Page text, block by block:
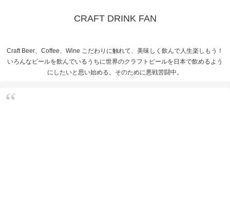
CRAFT DRINK FAN
Craft Beer、Coffee、Wine こだわりに触れて、美味しく飲んで人生楽しもう！
いろんなビールを飲んでいるうちに世界のクラフトビールを日本で飲めるよう
にしたいと思い始める。そのために悪戦苦闘中。